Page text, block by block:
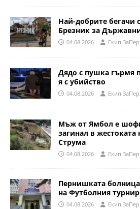
Най-добрите бегачи
Брезник за
04.08.2026 Eкип
Дядо с пушка гърмя
я с убийство
04.08.2026 Eкип
Мъж от Ямбол е
загинал в
Струма
04.08.2026 Eкип
Пернишката
на Футболния турнир
04.08.2026 Eкип